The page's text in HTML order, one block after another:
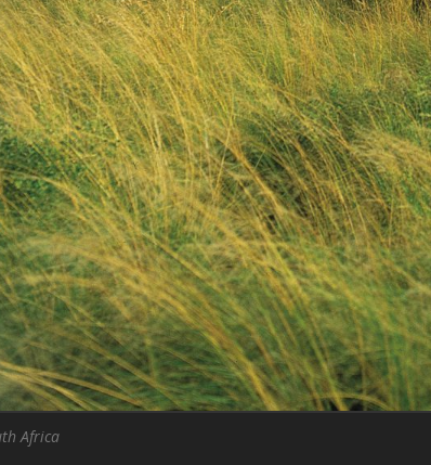
Africa